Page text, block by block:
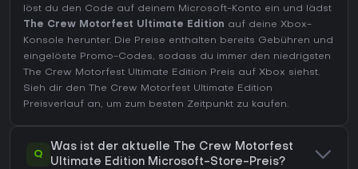
löst du den Code auf deinem Microsoft-Konto ein und lädst
The Crew Motorfest Ultimate Edition auf deine Xbox-
Konsole herunter. Die Preise enthalten bereits Gebühren und
eingelöste Promo-Codes, sodass du immer den niedrigsten
The Crew Motorfest Ultimate Edition Preis auf Xbox siehst.
Sieh dir den
The Crew Motorfest Ultimate Edition
Preisverlauf an, um zum besten Zeitpunkt zu kaufen.
Q
Was ist der aktuelle The Crew Motorfest
Ultimate Edition Microsoft-Store-Preis?